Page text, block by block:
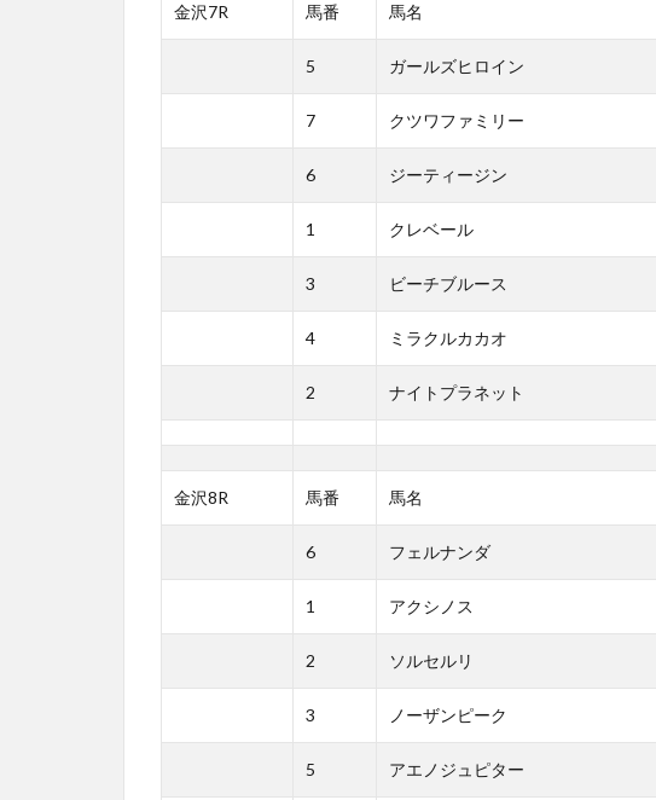
金沢7R 馬番 馬名
5 ガールズヒロイン
7 クツワファミリー
6 ジーティージン
1 クレベール
3 ビーチブルース
4 ミラクルカカオ
2 ナイトプラネット
金沢8R 馬番 馬名
6 フェルナンダ
1 アクシノス
2 ソルセルリ
3 ノーザンピーク
5 アエノジュピター